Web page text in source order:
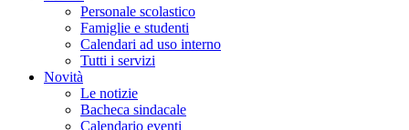
Personale scolastico
Famiglie e studenti
Calendari ad uso interno
Tutti i servizi
Novità
Le notizie
Bacheca sindacale
Calendario eventi